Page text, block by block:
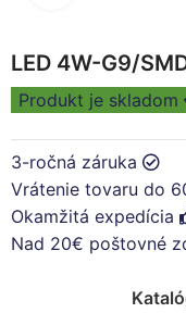
LED 4W-G9/
Produkt je skladom
3-ročná záruka
Vrátenie tovaru do
Okamžitá expedícia
Nad 20€ poštovné